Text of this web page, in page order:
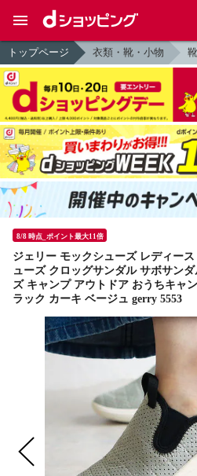
トップページ 衣類・靴・小物 靴
8/8 時点_ポイント最大11倍
ジェリー モックシューズ レディー
ューズ クロッグサンダル サボサン
ズ キャンプ アウトドア おうちキャ
ラック カーキ ベージュ gerry 5553